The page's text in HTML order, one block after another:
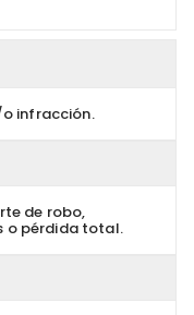
infracción.
de robo,
o pérdida total.